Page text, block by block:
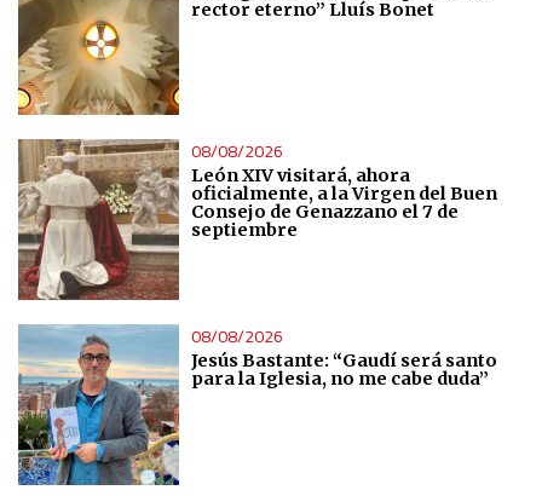
rector eterno” Lluís Bonet
08/08/2026
León XIV visitará, ahora
oficialmente, a la Virgen del Buen
Consejo de Genazzano el 7 de
septiembre
08/08/2026
Jesús Bastante: “Gaudí será santo
para la Iglesia, no me cabe duda”